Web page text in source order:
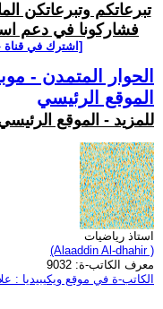
تبرعاتكم وتبرعاتكن
فشاركونا في دعم
[اشترك في قناة
الحوار المتمدن -
الموقع الرئيسي
للمزيد - الموقع
استاذ رياضيات
(Alaaddin Al-dhahir )
معرف الكاتب-ة: 9032
الكاتب-ة في موقع ويكيبيديا :